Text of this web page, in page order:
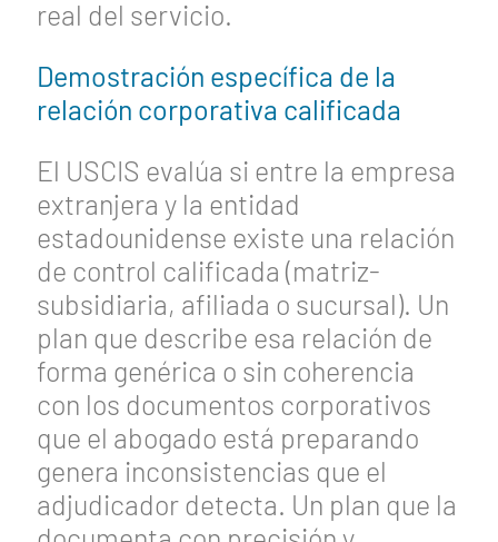
real del servicio.
Demostración específica de la
relación corporativa calificada
El USCIS evalúa si entre la empresa
extranjera y la entidad
estadounidense existe una relación
de control calificada (matriz-
subsidiaria, afiliada o sucursal). Un
plan que describe esa relación de
forma genérica o sin coherencia
con los documentos corporativos
que el abogado está preparando
genera inconsistencias que el
adjudicador detecta. Un plan que la